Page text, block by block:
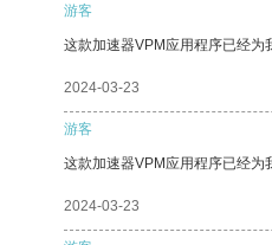
游客
这款加速器VPM应用程序已经为
2024-03-23
游客
这款加速器VPM应用程序已经
2024-03-23